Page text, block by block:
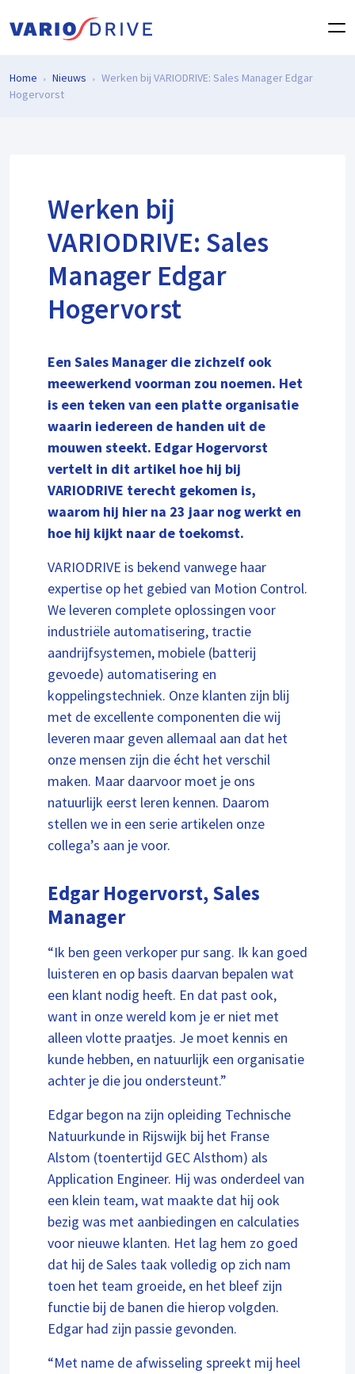
Home Nieuws
Werken bij VARIODRIVE: Sales Manager Edgar
Hogervorst
Werken bij
VARIODRIVE: Sales
Manager Edgar
Hogervorst
Een Sales Manager die zichzelf ook
meewerkend voorman zou noemen. Het
is een teken van een platte organisatie
waarin iedereen de handen uit de
mouwen steekt. Edgar Hogervorst
vertelt in dit artikel hoe hij bij
VARIODRIVE terecht gekomen is,
waarom hij hier na 23 jaar nog werkt en
hoe hij kijkt naar de toekomst.
VARIODRIVE is bekend vanwege haar
expertise op het gebied van Motion Control.
We leveren complete oplossingen voor
industriële automatisering, tractie
aandrijfsystemen, mobiele (batterij
gevoede) automatisering en
koppelingstechniek. Onze klanten zijn blij
met de excellente componenten die wij
leveren maar geven allemaal aan dat het
onze mensen zijn die écht het verschil
maken. Maar daarvoor moet je ons
natuurlijk eerst leren kennen. Daarom
stellen we in een serie artikelen onze
collega’s aan je voor.
Edgar Hogervorst, Sales
Manager
“Ik ben geen verkoper pur sang. Ik kan goed
luisteren en op basis daarvan bepalen wat
een klant nodig heeft. En dat past ook,
want in onze wereld kom je er niet met
alleen vlotte praatjes. Je moet kennis en
kunde hebben, en natuurlijk een organisatie
achter je die jou ondersteunt.”
Edgar begon na zijn opleiding Technische
Natuurkunde in Rijswijk bij het Franse
Alstom (toentertijd GEC Alsthom) als
Application Engineer. Hij was onderdeel van
een klein team, wat maakte dat hij ook
bezig was met aanbiedingen en calculaties
voor nieuwe klanten. Het lag hem zo goed
dat hij de Sales taak volledig op zich nam
toen het team groeide, en het bleef zijn
functie bij de banen die hierop volgden.
Edgar had zijn passie gevonden.
“Met name de afwisseling spreekt mij heel